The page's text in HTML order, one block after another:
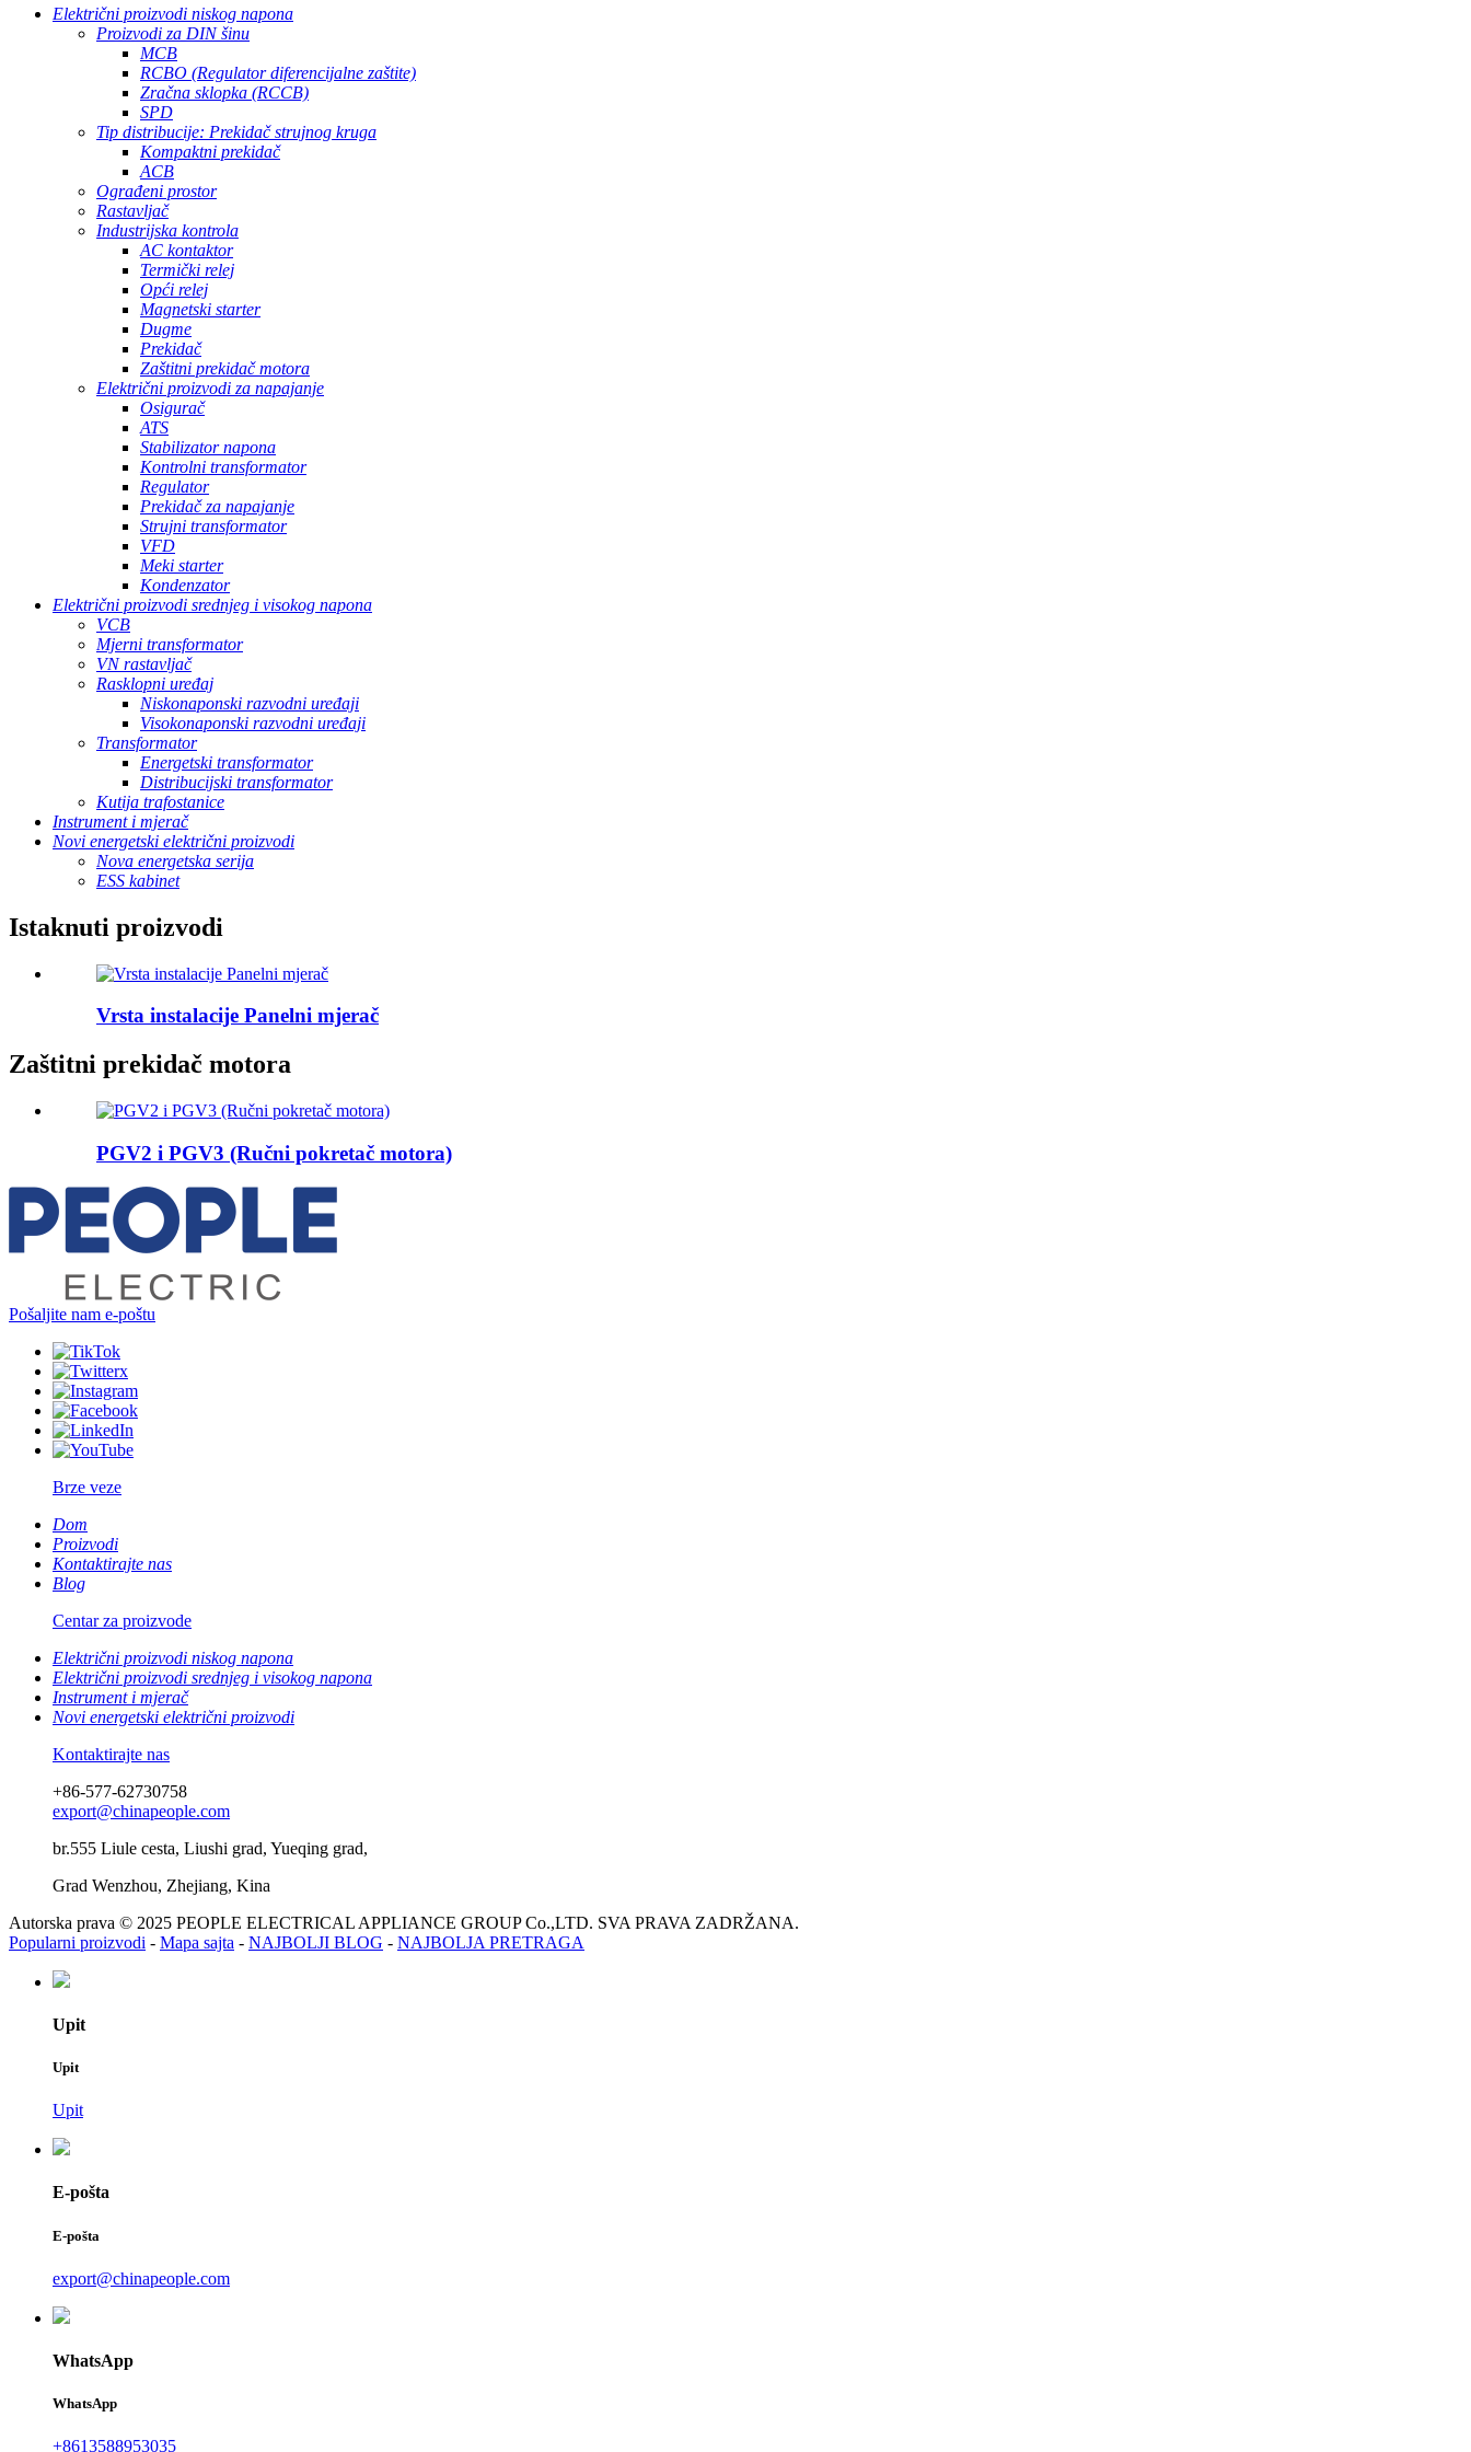
Električni proizvodi niskog napona
Proizvodi za DIN šinu
MCB
RCBO (Regulator diferencijalne zaštite)
Zračna sklopka (RCCB)
SPD
Tip distribucije: Prekidač strujnog kruga
Kompaktni prekidač
ACB
Ograđeni prostor
Rastavljač
Industrijska kontrola
AC kontaktor
Termički relej
Opći relej
Magnetski starter
Dugme
Prekidač
Zaštitni prekidač motora
Električni proizvodi za napajanje
Osigurač
ATS
Stabilizator napona
Kontrolni transformator
Regulator
Prekidač za napajanje
Strujni transformator
VFD
Meki starter
Kondenzator
Električni proizvodi srednjeg i visokog napona
VCB
Mjerni transformator
VN rastavljač
Rasklopni uređaj
Niskonaponski razvodni uređaji
Visokonaponski razvodni uređaji
Transformator
Energetski transformator
Distribucijski transformator
Kutija trafostanice
Instrument i mjerač
Novi energetski električni proizvodi
Nova energetska serija
ESS kabinet
Istaknuti proizvodi
Vrsta instalacije Panelni mjerač
Zaštitni prekidač motora
PGV2 i PGV3 (Ručni pokretač motora)
Pošaljite nam e-poštu
Brze veze
Dom
Proizvodi
Kontaktirajte nas
Blog
Centar za proizvode
Električni proizvodi niskog napona
Električni proizvodi srednjeg i visokog napona
Instrument i mjerač
Novi energetski električni proizvodi
Kontaktirajte nas
+86-577-62730758
export@chinapeople.com
br.555 Liule cesta, Liushi grad, Yueqing grad,
Grad Wenzhou, Zhejiang, Kina
Autorska prava © 2025 PEOPLE ELECTRICAL APPLIANCE GROUP Co.,LTD. SVA PRAVA ZADRŽANA.
Popularni proizvodi - Mapa sajta - NAJBOLJI BLOG - NAJBOLJA PRETRAGA
Upit
Upit
Upit
E-pošta
E-pošta
export@chinapeople.com
WhatsApp
WhatsApp
+8613588953035